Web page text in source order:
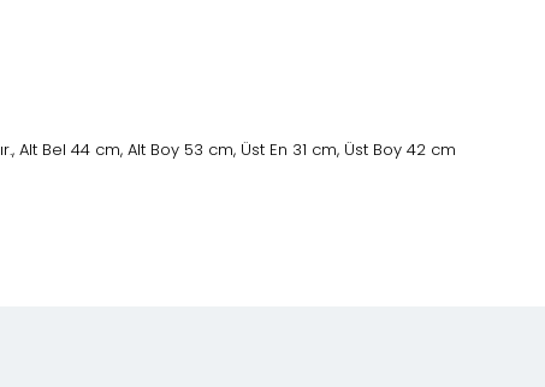
Alt Bel 44 cm, Alt Boy 53 cm, Üst En 31 cm, Üst Boy 42 cm